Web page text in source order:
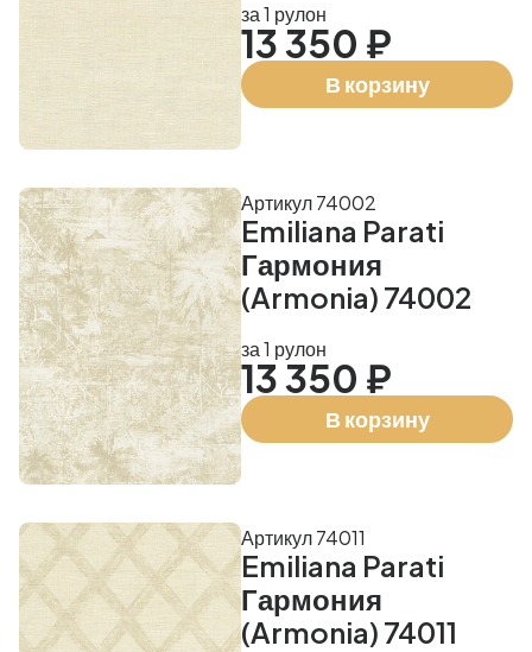
за 1 рулон
13 350 ₽
В корзину
Emiliana Parati
Гармония
(Armonia) 74002
Артикул 74002
за 1 рулон
13 350 ₽
В корзину
Emiliana Parati
Гармония
(Armonia) 74011
Артикул 74011